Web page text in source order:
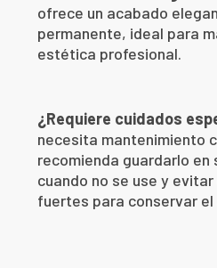
ofrece un acabado
permanente, ideal para
estética profesional.
¿Requiere cuidados
necesita mantenimiento
recomienda guardarlo en
cuando no se use y
fuertes para conservar el